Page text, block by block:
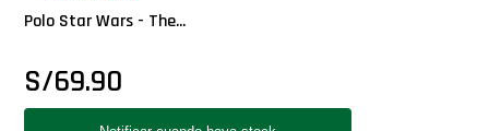
Polo Star Wars - The...
S/69.90